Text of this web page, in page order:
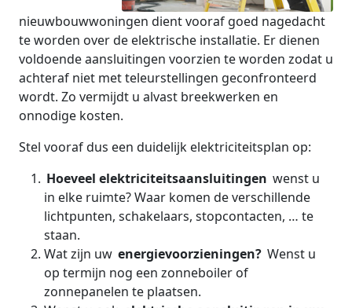
nieuwbouwwoningen dient vooraf goed nagedacht
te worden over de elektrische installatie. Er dienen
voldoende aansluitingen voorzien te worden zodat u
achteraf niet met teleurstellingen geconfronteerd
wordt. Zo vermijdt u alvast breekwerken en
onnodige kosten.
Stel vooraf dus een duidelijk elektriciteitsplan op:
Hoeveel elektriciteitsaansluitingen wenst u
in elke ruimte? Waar komen de verschillende
lichtpunten, schakelaars, stopcontacten, … te
staan.
Wat zijn uw energievoorzieningen? Wenst u
op termijn nog een zonneboiler of
zonnepanelen te plaatsen.